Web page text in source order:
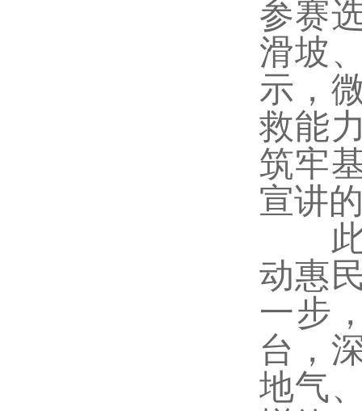
参赛
滑坡
示，
救能
筑牢
宣讲
此
动惠
一步
台，
地气